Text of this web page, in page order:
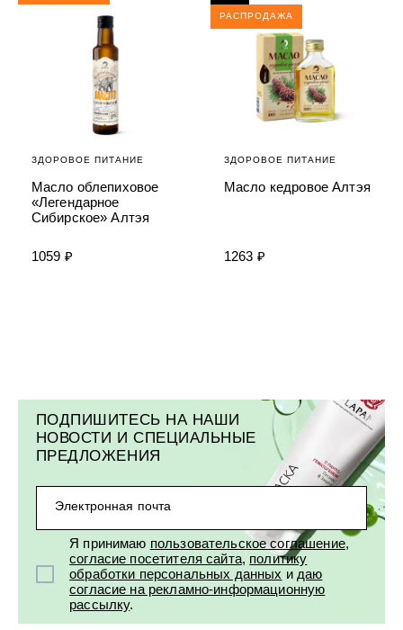
ЗДОРОВОЕ ПИТАНИЕ
Масло облепиховое
«Легендарное
Сибирское» Алтэя
1059 ₽
РАСПРОДАЖА
ЗДОРОВОЕ ПИТАНИЕ
Масло кедровое Алтэя
1263 ₽
ПОДПИШИТЕСЬ НА НАШИ
НОВОСТИ И СПЕЦИАЛЬНЫЕ
ПРЕДЛОЖЕНИЯ
Электронная почта
Я принимаю пользовательское соглашение,
согласие посетителя сайта, политику
обработки персональных данных и даю
согласие на рекламно-информационную
рассылку.